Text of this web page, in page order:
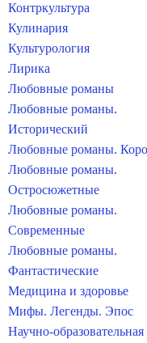
Контркультура
Кулинария
Культурология
Лирика
Любовные романы
Любовные романы.
Исторический
Любовные романы.
Любовные романы.
Остросюжетные
Любовные романы.
Современные
Любовные романы.
Фантастические
Медицина и здоровье
Мифы. Легенды. Эпос
Научно-образовательная